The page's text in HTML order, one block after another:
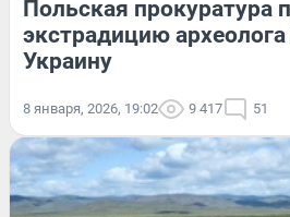
Польская прокуратура
экстрадицию археолога
Украину
8 января, 2026, 19:02 9 417 51